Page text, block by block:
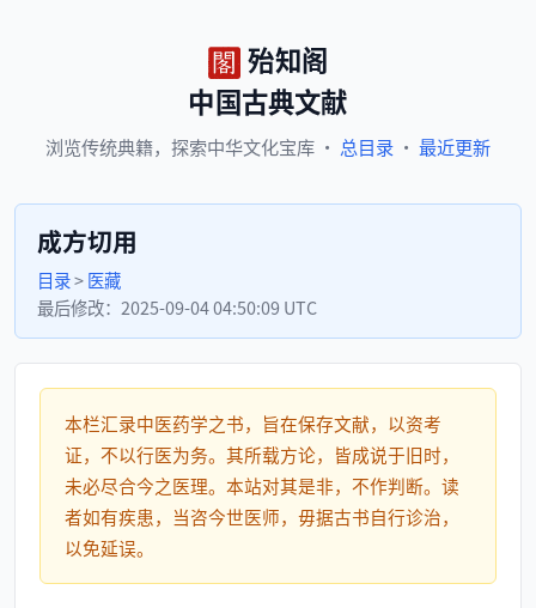
殆知阁
中国古典文献
浏览传统典籍， 探索中华文化宝库 · 总目录 · 最近更新
成方切用
目录>医藏
最后修改： 2025-09-04 04:50:09 UTC
本栏汇录中医药学之书，旨在保存文献，以资考
证，不以行医为务。其所载方论，皆成说于旧时，
未必尽合今之医理。本站对其是非，不作判断。读
者如有疾患，当咨今世医师，毋据古书自行诊治，
以免延误。